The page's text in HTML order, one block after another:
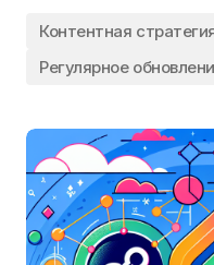
Контентная
Регулярное